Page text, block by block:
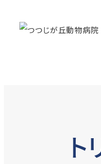
ト